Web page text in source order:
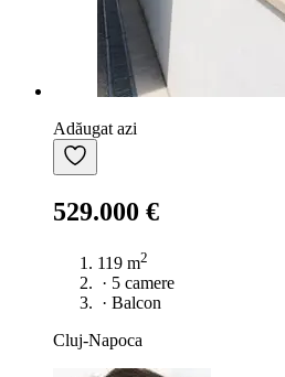
Adăugat azi
529.000 €
119 m2
· 5 camere
· Balcon
Cluj-Napoca